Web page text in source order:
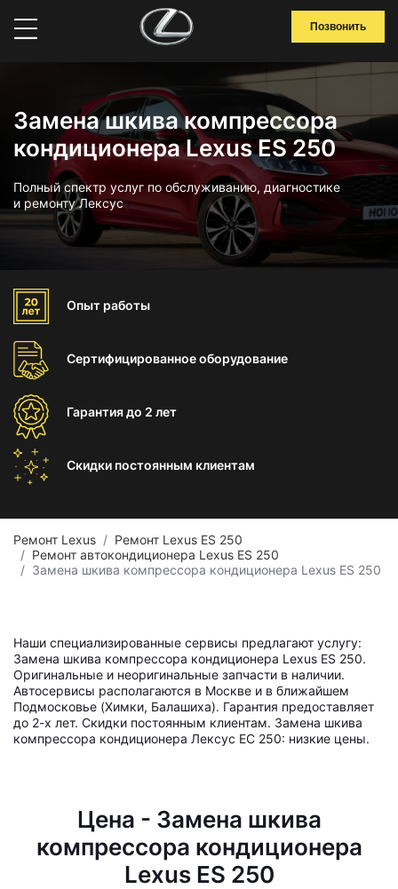
Позвонить
Замена шкива компрессора
кондиционера Lexus ES 250
Полный спектр услуг по обслуживанию, диагностике
и ремонту Лексус
Опыт работы
Сертифицированноеоборудование
Гарантиядо 2 лет
Скидки постоянным клиентам
Ремонт Lexus
Ремонт Lexus ES 250
Ремонт автокондиционера Lexus ES 250
Замена шкива компрессора кондиционера Lexus ES 250
Наши специализированные сервисы предлагают услугу:
Замена шкива компрессора кондиционера Lexus ES 250.
Оригинальные и неоригинальные запчасти в наличии.
Автосервисы располагаются в Москве и в ближайшем
Подмосковье (Химки, Балашиха). Гарантия предоставляет
до 2-х лет. Скидки постоянным клиентам. Замена шкива
компрессора кондиционера Лексус ЕС 250: низкие цены.
Цена - Замена шкива
компрессора кондиционера
Lexus ES 250